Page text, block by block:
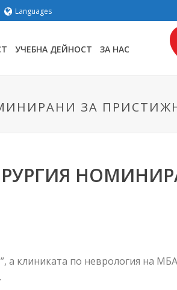
Languages
УЧЕБНА ДЕЙНОСТ ЗА НАС
ЗА
а клиниката по неврология на